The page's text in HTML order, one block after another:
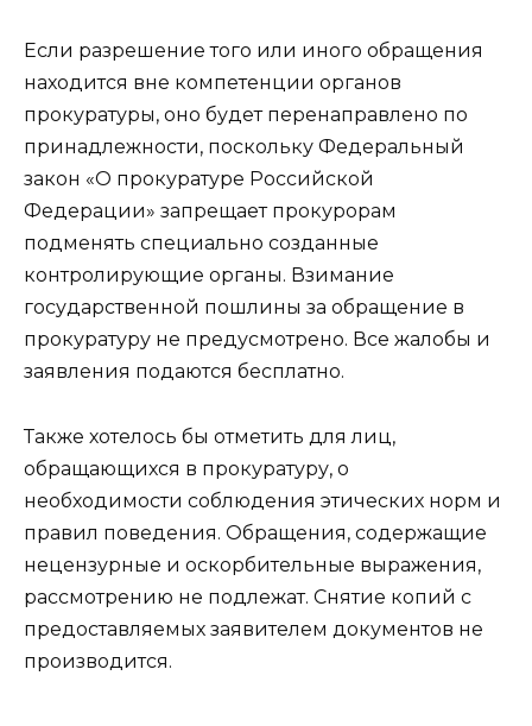
Если разрешение того или иного обращения
находится вне компетенции органов
прокуратуры, оно будет перенаправлено по
принадлежности, поскольку Федеральный
закон «О прокуратуре Российской
Федерации» запрещает прокурорам
подменять специально созданные
контролирующие органы. Взимание
государственной пошлины за обращение в
прокуратуру не предусмотрено. Все жалобы и
заявления подаются бесплатно.
Также хотелось бы отметить для лиц,
обращающихся в прокуратуру, о
необходимости соблюдения этических норм и
правил поведения. Обращения, содержащие
нецензурные и оскорбительные выражения,
рассмотрению не подлежат. Снятие копий с
предоставляемых заявителем документов не
производится.